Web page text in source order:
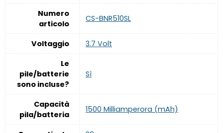
Numero
articolo
‎CS-BNR510SL
Voltaggio
‎3.7 Volt
Le
pile/batterie
sono incluse?
‎Sì
Capacità
pila/batteria
‎1500 Milliamperora (mAh)